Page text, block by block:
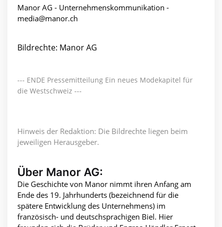
Manor AG - Unternehmenskommunikation -
media@manor.ch
Bildrechte: Manor AG
--- ENDE Pressemitteilung Ein neues Modekapitel für
die Westschweiz ---
Hinweis der Redaktion: Die Bildrechte liegen beim
jeweiligen Herausgeber.
Über Manor AG:
Die Geschichte von Manor nimmt ihren Anfang am
Ende des 19. Jahrhunderts (bezeichnend für die
spätere Entwicklung des Unternehmens) im
französisch- und deutschsprachigen Biel. Hier